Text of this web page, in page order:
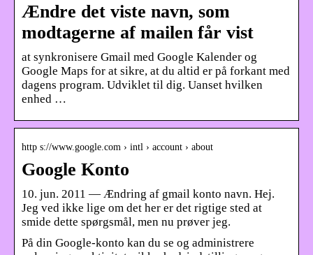
Ændre det viste navn, som
modtagerne af mailen får vist
at synkronisere Gmail med Google Kalender og
Google Maps for at sikre, at du altid er på forkant med
dagens program. Udviklet til dig. Uanset hvilken
enhed …
http s://www.google.com › intl › account › about
Google Konto
10. jun. 2011 — Ændring af gmail konto navn. Hej.
Jeg ved ikke lige om det her er det rigtige sted at
smide dette spørgsmål, men nu prøver jeg.
På din Google-konto kan du se og administrere